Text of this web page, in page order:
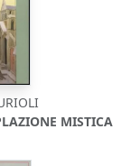
MISTICA